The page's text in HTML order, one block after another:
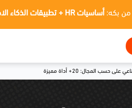
من بكه: أساسيات HR + تطبيقات الذكاء الاصطناعي
حسب المجال: 20+ أداة مميزة